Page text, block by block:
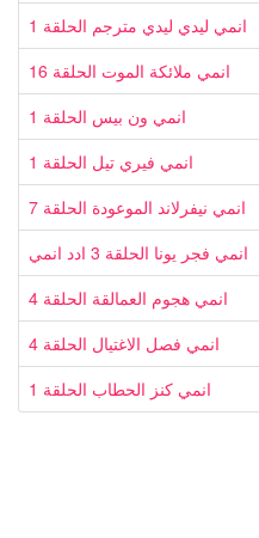
انمي ليدي ليدي مترجم الحلقة 1
انمي ملائكة الموت الحلقة 16
انمي ون بيس الحلقة 1
انمي فيري تيل الحلقة 1
انمي نيفرلاند الموعودة الحلقة 7
انمي فجر يونا الحلقة 3 ادد انمي
انمي هجوم العمالقة الحلقة 4
انمي فصل الاغتيال الحلقة 4
انمي كنز الحطاب الحلقة 1